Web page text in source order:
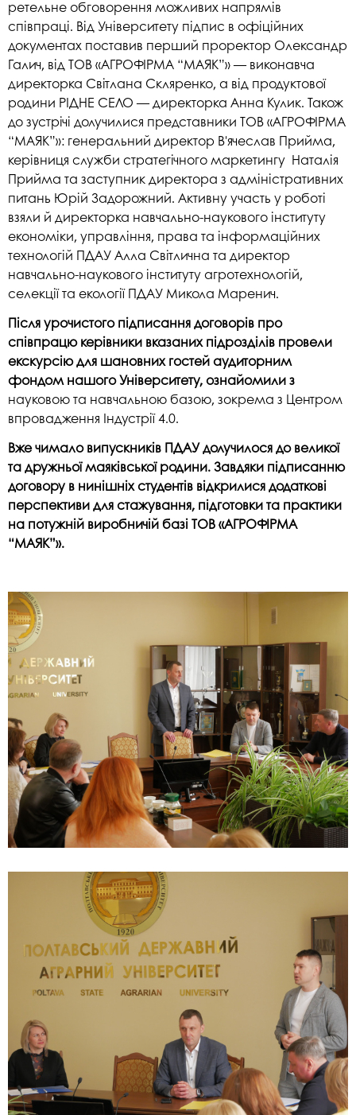
ретельне обговорення можливих напрямів
співпраці. Від Університету підпис в офіційних
документах поставив перший проректор Олександр
Галич, від ТОВ «АГРОФІРМА “МАЯК”» — виконавча
директорка Світлана Скляренко, а від продуктової
родини РІДНЕ СЕЛО — директорка Анна Кулик. Також
до зустрічі долучилися представники ТОВ «АГРОФІРМА
“МАЯК”»: генеральний директор В'ячеслав Прийма,
керівниця служби стратегічного маркетингу Наталія
Прийма та заступник директора з адміністративних
питань Юрій Задорожний. Активну участь у роботі
взяли й директорка навчально-наукового інституту
економіки, управління, права та інформаційних
технологій ПДАУ Алла Світлична та директор
навчально-наукового інституту агротехнологій,
селекції та екології ПДАУ Микола Маренич.
Після урочистого підписання договорів про
співпрацю керівники вказаних підрозділів провели
екскурсію для шановних гостей аудиторним
фондом нашого Університету, ознайомили з
науковою та навчальною базою, зокрема з Центром
впровадження Індустрії 4.0.
Вже чимало випускників ПДАУ долучилося до великої
та дружньої маяківської родини. Завдяки підписанню
договору в нинішніх студентів відкрилися додаткові
перспективи для стажування, підготовки та практики
на потужній виробничій базі ТОВ «АГРОФІРМА
“МАЯК”».